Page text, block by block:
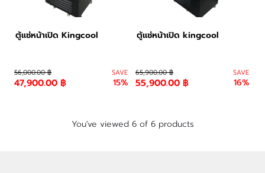
ตู้แช่หน้าเปิด Kingcool
56,000.00 ฿
47,900.00 ฿
SAVE
15%
ตู้แช่หน้าเปิด kingcool
65,900.00 ฿
55,900.00 ฿
SAVE
16%
You've viewed 6 of 6 products